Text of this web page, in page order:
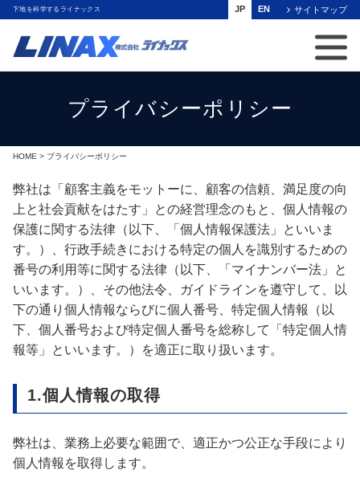
下地を科学するライナックス サイトマップ
JP EN
プライバシーポリシー
HOME > プライバシーポリシー
弊社は「顧客主義をモットーに、顧客の信頼、満足度の向
上と社会貢献をはたす」との経営理念のもと、個人情報の
保護に関する法律（以下、「個人情報保護法」といいま
す。）、行政手続きにおける特定の個人を識別するための
番号の利用等に関する法律（以下、「マイナンバー法」と
いいます。）、その他法令、ガイドラインを遵守して、以
下の通り個人情報ならびに個人番号、特定個人情報（以
下、個人番号および特定個人番号を総称して「特定個人情
報等」といいます。）を適正に取り扱います。
1.個人情報の取得
弊社は、業務上必要な範囲で、適正かつ公正な手段により
個人情報を取得します。